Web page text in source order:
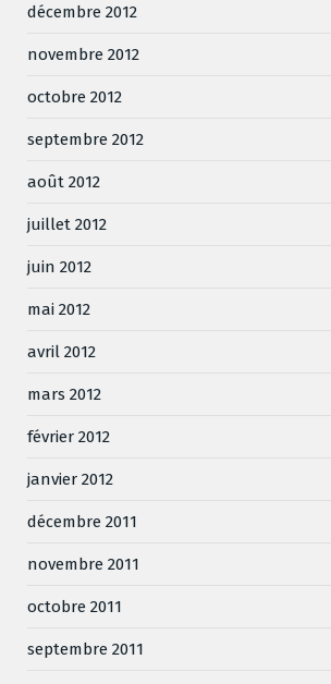
décembre 2012
novembre 2012
octobre 2012
septembre 2012
août 2012
juillet 2012
juin 2012
mai 2012
avril 2012
mars 2012
février 2012
janvier 2012
décembre 2011
novembre 2011
octobre 2011
septembre 2011